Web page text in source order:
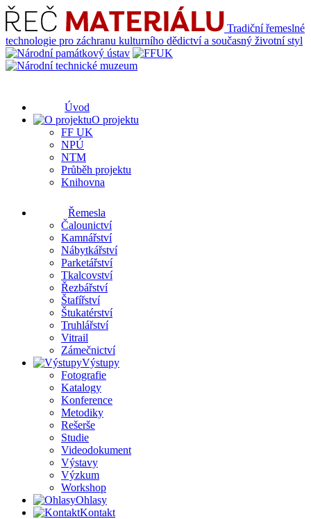
Tradiční řemeslné
technologie pro záchranu kulturního dědictví a současný životní styl
Úvod
O projektu
FF UK
NPÚ
NTM
Průběh projektu
Knihovna
Řemesla
Čalounictví
Kamnářství
Nábytkářství
Parketářství
Tkalcovství
Řezbářství
Štafířství
Štukatérství
Truhlářství
Vitrail
Zámečnictví
Výstupy
Fotografie
Katalogy
Konference
Metodiky
Rešerše
Studie
Videodokument
Výstavy
Výzkum
Workshop
Ohlasy
Kontakt